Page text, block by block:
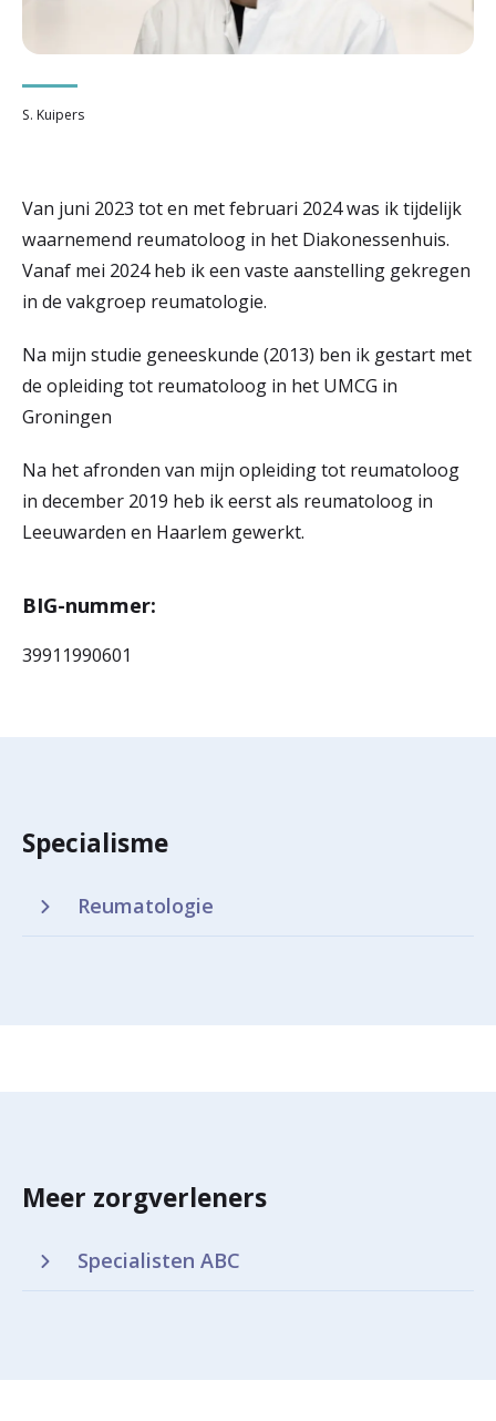
Werken & Leren bij
S. Kuipers
Van juni 2023 tot en met februari 2024 was ik tijdelijk
waarnemend reumatoloog in het Diakonessenhuis.
Vanaf mei 2024 heb ik een vaste aanstelling gekregen
in de vakgroep reumatologie.
Na mijn studie geneeskunde (2013) ben ik gestart met
de opleiding tot reumatoloog in het UMCG in
Groningen
Na het afronden van mijn opleiding tot reumatoloog
in december 2019 heb ik eerst als reumatoloog in
Leeuwarden en Haarlem gewerkt.
BIG-nummer:
39911990601
Specialisme
Reumatologie
Meer zorgverleners
Specialisten ABC